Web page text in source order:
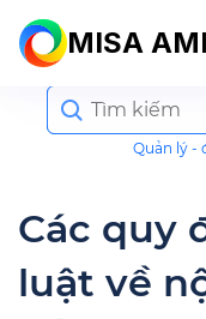
MISA
Quản lý -
Search
for:
Các quy
luật về